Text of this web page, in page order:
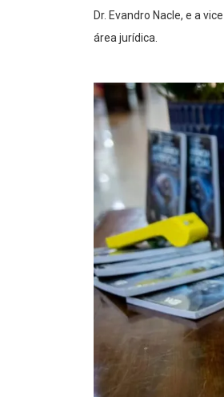
Dr. Evandro Nacle, e a
área jurídica.